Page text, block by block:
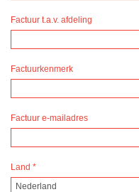
Factuur t.a.v. afdeling
Factuurkenmerk
Factuur e-mailadres
Land *
Nederland